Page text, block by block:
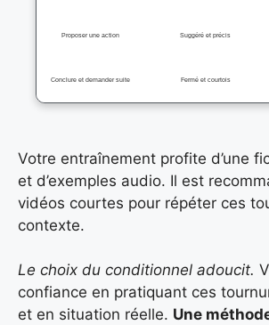
Proposer une action Suggéré et précis
Conclure et demander suite Fermé et courtois
Votre entraînement profite d’une
et d’exemples audio. Il est
vidéos courtes pour répéter ces
contexte.
Le choix du conditionnel adoucit.
confiance en pratiquant ces
et en situation réelle. Une